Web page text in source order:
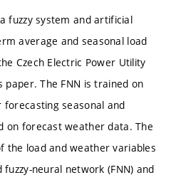
fuzzy system and artificial
average and seasonal load
Czech Electric Power Utility
paper. The FNN is trained on
seasonal and
on forecast weather data. The
the load and weather variables
neural network (FNN) and